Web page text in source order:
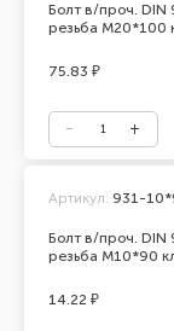
Болт в/проч.
резьба М20*100
75.83 ₽
Болт в/проч.
резьба М10*90
Артикул: 931-
14.22 ₽